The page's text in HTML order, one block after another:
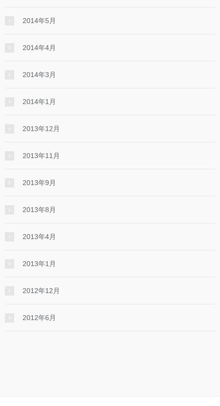
2014年5月
2014年4月
2014年3月
2014年1月
2013年12月
2013年11月
2013年9月
2013年8月
2013年4月
2013年1月
2012年12月
2012年6月